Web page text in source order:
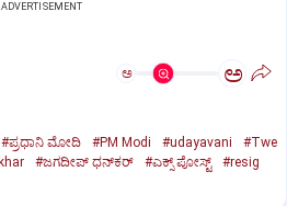
ADVERTISEMENT
ಅ ಅ
#ಪ್ರಧಾನಿ ಮೋದಿ #PM Modi #udayavani
#Twe
#ಜಗದೀಪ್‌ ಧನ್‌ಕರ್‌ #ಎಕ್ಸ್‌ ಪೋಸ್ಟ್
#resig